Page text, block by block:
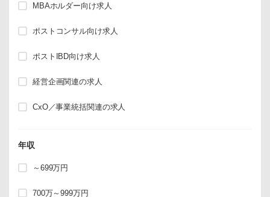
MBAホルダー向け求人
ポストコンサル向け求人
ポストIBD向け求人
経営企画関連の求人
CxO／事業統括関連の求人
年収
～699万円
700万～999万円